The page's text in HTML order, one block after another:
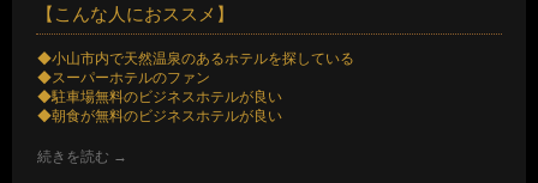
【こんな人におススメ】
◆小山市内で天然温泉のあるホテルを探している
◆スーパーホテルのファン
◆駐車場無料のビジネスホテルが良い
◆朝食が無料のビジネスホテルが良い
続きを読む →